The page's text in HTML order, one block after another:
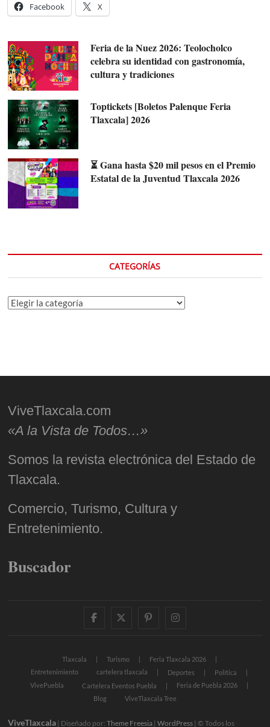
Facebook X
Feria de la Nuez 2026: Teolocholco
celebra su identidad con gastronomía,
cultura y tradiciones
Toptickets [Boletos Palenque Feria
Tlaxcala] 2026
⏳ Gana hasta $20 mil pesos en el Premio
Estatal de la Juventud Tlaxcala 2026
CATEGORÍAS
Categorías
ViveTlaxcala.com
«A la Vista de Todos…»
Somos la revista electrónica del Estado de
Tlaxcala.
Comercio, Turismo, Cultura y
Entretenimiento.
Buscador
facebooktwitter
pinterestinstagram
Tlaxcala Turismo
Feria Tlaxcala 2026
Entretenimiento
cartelera tlaxcala Deportes
Política
VivePuebla
Cartelera Eventos Puebla
Feria de Puebla 2026
Blog
ViveTlaxcala Tree
ViveTlaxcala | Diseñado por:Theme Freesia |WordPress | © Todos los